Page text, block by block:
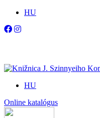
HU
HU
Online katalógus